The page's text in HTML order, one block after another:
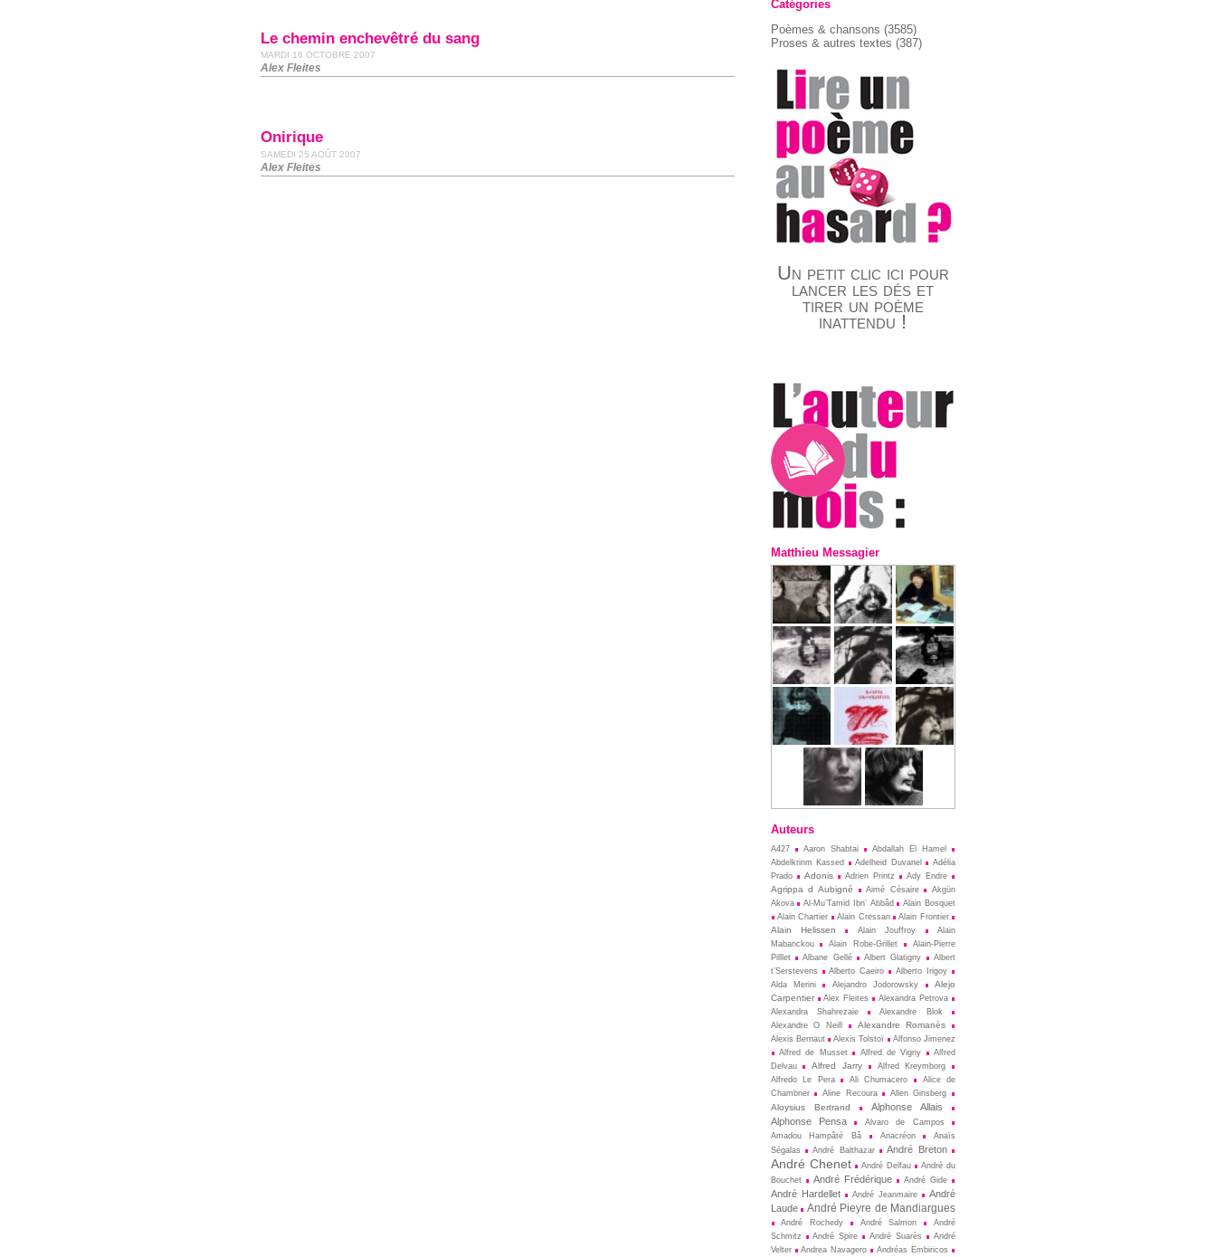
Le chemin enchevêtré du sang
MARDI 16 OCTOBRE 2007
Alex Flei­tes
Onirique
SAMEDI 25 AOÛT 2007
Alex Fleites
Catégories
Poèmes & chansons (3585)
Proses & autres textes (387)
Un petit clic ici pour
lancer les dés et
tirer un poème
inattendu !
Matthieu Messagier
Auteurs
A427 Aaron Shabtai
Abdallah El Hamel
Abdelkrinm Kassed
Adelheid Duvanel
Adélia
Prado
Adonis Adrien Printz Ady Endre
Agrippa d Aubigné Aimé Césaire
Akgün
Akova
Al-Mu’Tamid Ibn’ Abbâd
Alain Bosquet
Alain Chartier
Alain Cressan Alain Frontier
Alain Helissen Alain Jouffroy
Alain
Mabanckou
Alain Robe-Grillet
Alain-Pierre
Pilllet
Albane Gellé Albert Glatigny
Albert
t’Serstevens
Alberto Caeiro
Alberto Irigoy
Alda Merini
Alejandro Jodorowsky
Alejo
Carpentier
Alex Fleites
Alexandra Petrova
Alexandra Shahrezaie
Alexandre Blok
Alexandre O Neill
Alexandre Romanès
Alexis Bernaut Alexis Tolstoï
Alfonso Jimenez
Alfred de Musset
Alfred de Vigny
Alfred
Delvau
Alfred Jarry
Alfred Kreymborg
Alfredo Le Pera
Ali Chumacero
Alice de
Chambrier
Aline Recoura Allen Ginsberg
Aloysius Bertrand
Alphonse Allais
Alphonse Pensa
Alvaro de Campos
Amadou Hampâté Bâ
Anacréon
Anaïs
Ségalas
André Balthazar André Breton
André Chenet André Delfau
André du
Bouchet
André Frédérique André Gide
André Hardellet André Jeanmaire
André
Laude
André Pieyre de Mandiargues
André Rochedy André Salmon
André
Schmitz
André Spire André Suarès
André
Velter
Andrea Navagero
Andréas Embiricos